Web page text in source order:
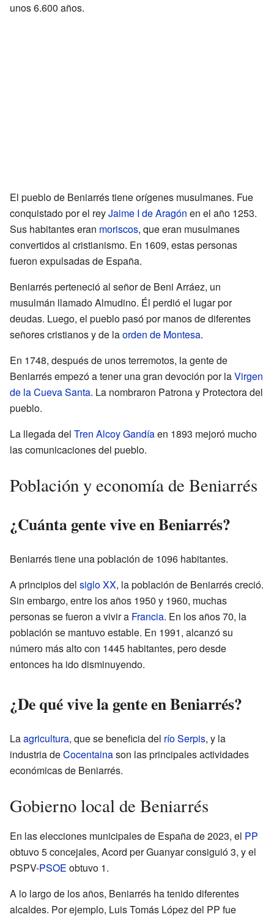
unos 6.600 años.
El pueblo de Beniarrés tiene orígenes musulmanes. Fue
conquistado por el reyJaime I de Aragón en el año 1253.
Sus habitantes eran moriscos, que eran musulmanes
convertidos al cristianismo. En 1609, estas personas
fueron expulsadas de España.
Beniarrés perteneció al señor de Beni Arráez, un
musulmán llamado Almudino. Él perdió el lugar por
deudas. Luego, el pueblo pasó por manos de diferentes
señores cristianos y de laorden de Montesa.
En 1748, después de unos terremotos, la gente de
Beniarrés empezó a tener una gran devoción por laVirgen
de la Cueva Santa. La nombraron Patrona y Protectora del
pueblo.
La llegada del Tren Alcoy Gandíaen 1893 mejoró mucho
las comunicaciones del pueblo.
Población y economía de Beniarrés
¿Cuánta gente vive en Beniarrés?
Beniarrés tiene una población de 1096 habitantes.
A principios del siglo XX, la población de Beniarrés creció.
Sin embargo, entre los años 1950 y 1960, muchas
personas se fueron a vivir a Francia. En los años 70, la
población se mantuvo estable. En 1991, alcanzó su
número más alto con 1445 habitantes, pero desde
entonces ha ido disminuyendo.
¿De qué vive la gente en Beniarrés?
Laagricultura, que se beneficia del río Serpis, y la
industria deCocentainason las principales actividades
económicas de Beniarrés.
Gobierno local de Beniarrés
En las elecciones municipales de España de 2023, el PP
obtuvo 5 concejales, Acord per Guanyar consiguió 3, y el
PSPV-PSOE obtuvo 1.
A lo largo de los años, Beniarrés ha tenido diferentes
alcaldes. Por ejemplo, Luis Tomás López del PP fue